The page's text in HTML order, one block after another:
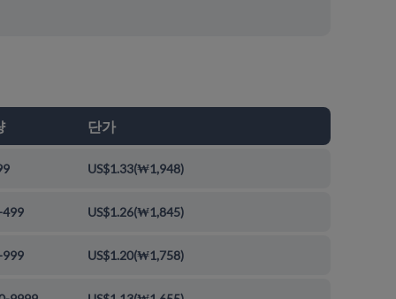
단가
US$1.33(₩1,948)
499 US$1.26(₩1,845)
999 US$1.20(₩1,758)